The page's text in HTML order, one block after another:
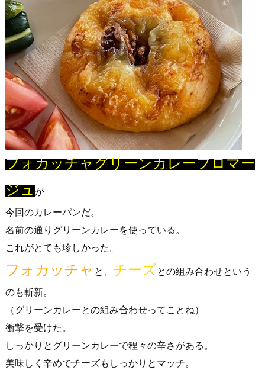
フォカッチャグリーンカレーフロマー
ジュが
今回のカレーパンだ。
名前の通りグリーンカレーを使っている。
これがとても珍しかった。
フォカッチャ と、 チーズとの組み合わせという
のも斬新。
（グリーンカレーとの組み合わせってことね）
衝撃を受けた。
しっかりとグリーンカレーで程々の辛さがある。
美味しく辛めでチーズもしっかりとマッチ。